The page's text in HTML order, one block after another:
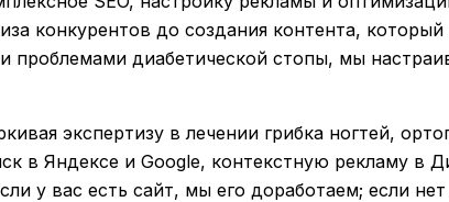
конкурентов до создания контента,
диабетической стопы, мы
экспертизу в лечении грибка ногтей,
в Яндексе и Google, контекстную рекламу в
у вас есть сайт, мы его доработаем; если